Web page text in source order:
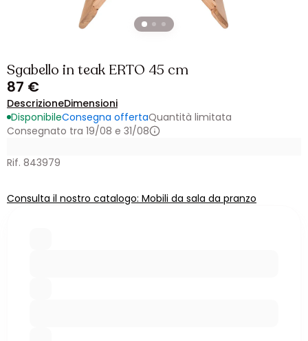
Sgabello in teak ERTO 45 cm
87 €
DescrizioneDimensioni
DisponibileConsegna offertaQuantità limitata
Consegnato tra 19/08 e 31/08
Rif. 843979
Consulta il nostro catalogo: Mobili da sala da pranzo